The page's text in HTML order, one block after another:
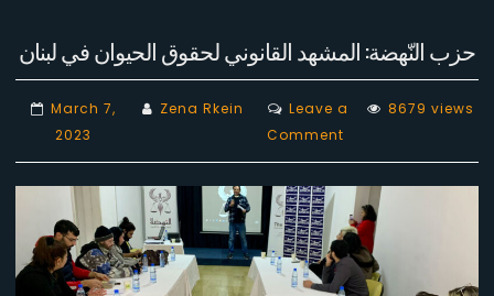
حزب النّهضة: المشهد القانوني لحقوق الحيوان في لبنان
March 7,
2023
Zena Rkein
Leave a
Commenton
حزب
النّهضة:
المشهد
القانوني
لحقوق
الحيوان
8679 views